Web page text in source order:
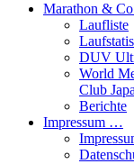
Marathon &
Laufliste
DUV
World
Club
Berichte
Impressum …